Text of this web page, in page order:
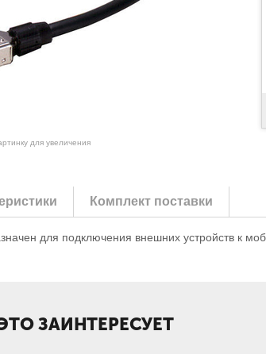
для увеличения
Комплект поставки
для подключения внешних устройств к
ЗАИНТЕРЕСУЕТ